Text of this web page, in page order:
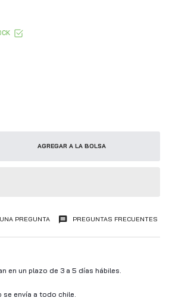
AGREGAR A LA BOLSA
PREGUNTA PREGUNTAS FRECUENTES
en un plazo de 3 a 5 días hábiles.
se envía a todo chile.